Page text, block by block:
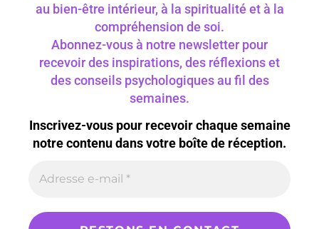
au bien-être intérieur, à la spiritualité et à la
compréhension de soi.
Abonnez-vous à notre newsletter pour
recevoir des inspirations, des réflexions et
des conseils psychologiques au fil des
semaines.
Inscrivez-vous pour recevoir chaque semaine
notre contenu dans votre boîte de réception.